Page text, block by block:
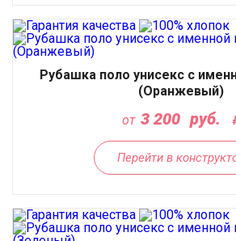
Рубашка поло унисекс с
(Оранжевый)
от 3 200 руб.
Перейти в